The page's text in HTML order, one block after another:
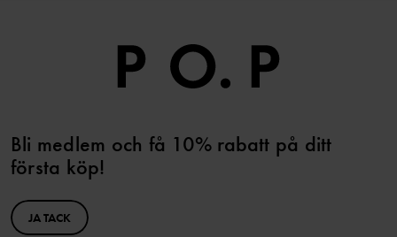
Bli medlem och få 10% rabatt på ditt
första köp!
JA TACK